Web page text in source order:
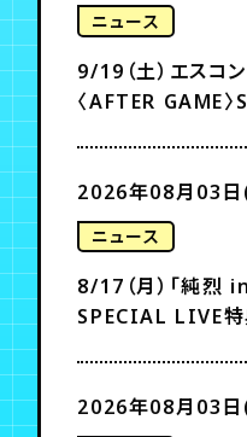
ニュース
9/19（土）エスコ
〈AFTER GAME〉
2026年08月03
ニュース
8/17（月）「純烈
SPECIAL LIVE特
2026年08月03